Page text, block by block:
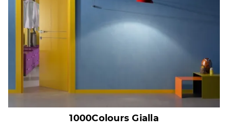
1000Colours Gialla